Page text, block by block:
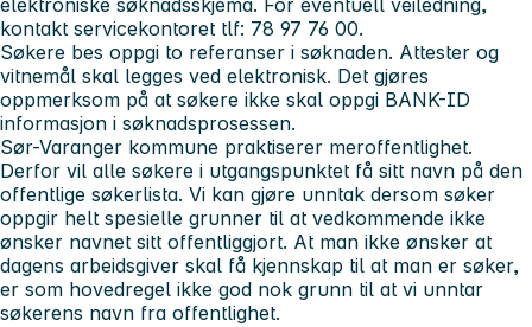
kontakt servicekontoret tlf: 78 97 76 00.
Søkere bes oppgi to referanser i søknaden. Attester og
vitnemål skal legges ved elektronisk. Det gjøres
oppmerksom på at søkere ikke skal oppgi BANK-ID
informasjon i søknadsprosessen.
Sør-Varanger kommune praktiserer meroffentlighet.
Derfor vil alle søkere i utgangspunktet få sitt navn på den
offentlige søkerlista. Vi kan gjøre unntak dersom søker
oppgir helt spesielle grunner til at vedkommende ikke
ønsker navnet sitt offentliggjort. At man ikke ønsker at
dagens arbeidsgiver skal få kjennskap til at man er søker,
er som hovedregel ikke god nok grunn til at vi unntar
søkerens navn fra offentlighet.